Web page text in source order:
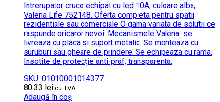
Intrerupator cruce echipat cu led 10A, culoare alba,
Valena Life 752148. Oferta completa pentru spatii
rezidentiale sau comerciale O gama variata de solutii ce
raspunde oricaror nevoi. Mecanismele Valena se
livreaza cu placa si suport metalic. Se monteaza cu
suruburi sau gheare de prindere. Se echipeaza cu rama.
Insotite de protecţie anti-praf, transparenta.
SKU: 01010001014377
80.33 lei cu TVA
Adaugă în coș